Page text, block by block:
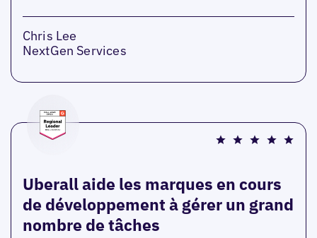
Chris Lee
NextGen Services
Uberall aide les marques en cours
de développement à gérer un grand
nombre de tâches